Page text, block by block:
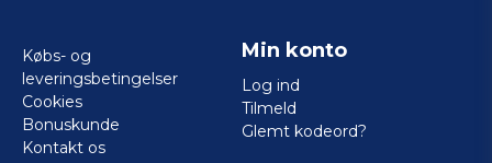
Købs- og
leveringsbetingelser
Cookies
Bonuskunde
Kontakt os
Min konto
Log ind
Tilmeld
Glemt kodeord?